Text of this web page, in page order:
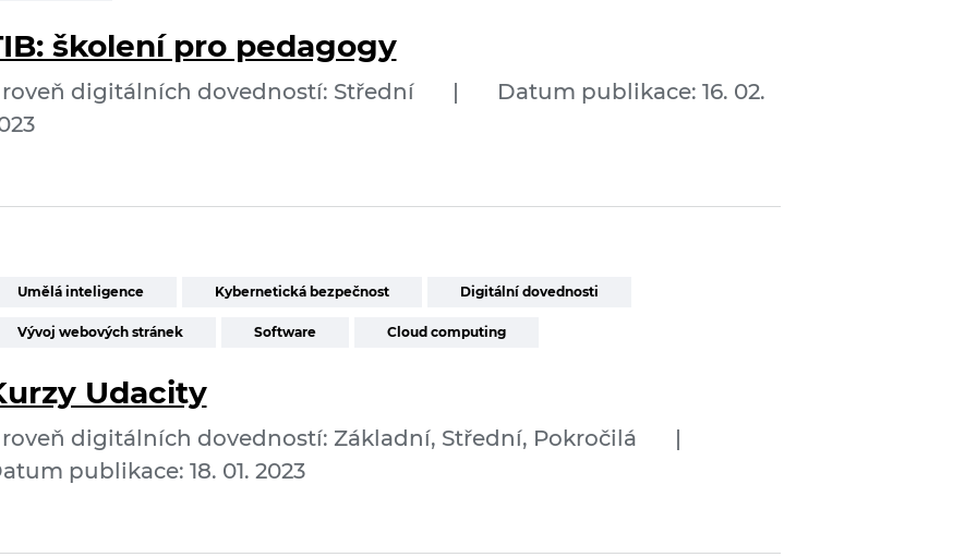
školení pro pedagogy
digitálních dovedností: Střední |
Datum publikace: 16. 02.
Umělá inteligence Kybernetická bezpečnost Digitální dovednosti
Vývoj webových stránek Software Cloud computing
Udacity
digitálních dovedností: Základní, Střední, Pokročilá
|
publikace: 18. 01. 2023